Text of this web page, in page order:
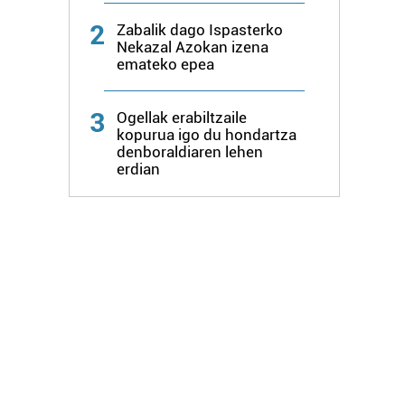
2
Zabalik dago Ispasterko
Nekazal Azokan izena
emateko epea
3
Ogellak erabiltzaile
kopurua igo du hondartza
denboraldiaren lehen
erdian